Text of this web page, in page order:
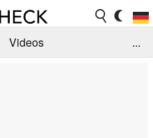
Videos
...